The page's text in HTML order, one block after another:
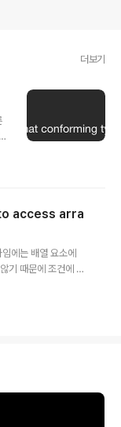
더보기
to access arra
에는 배열 요소에
기 때문에 조건에 따
. 예를 들면, 다음
로직에 대한..